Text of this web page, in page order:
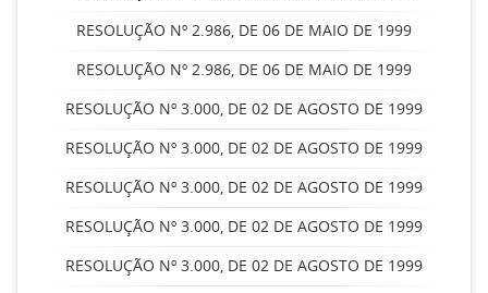
RESOLUÇÃO Nº 2.986, DE 06 DE MAIO DE 1999
RESOLUÇÃO Nº 2.986, DE 06 DE MAIO DE 1999
RESOLUÇÃO Nº 3.000, DE 02 DE AGOSTO DE 1999
RESOLUÇÃO Nº 3.000, DE 02 DE AGOSTO DE 1999
RESOLUÇÃO Nº 3.000, DE 02 DE AGOSTO DE 1999
RESOLUÇÃO Nº 3.000, DE 02 DE AGOSTO DE 1999
RESOLUÇÃO Nº 3.000, DE 02 DE AGOSTO DE 1999